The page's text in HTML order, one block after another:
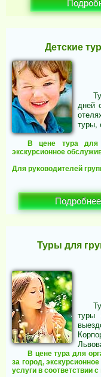
Детские
дней
туры,
В цене тура для
экскурсионное
Для руководителей
Подробнее
Туры для
туры
В цене тура для
за город,
услуги в соответствии